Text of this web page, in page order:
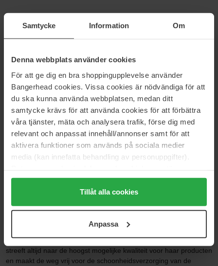
Samtycke Information Om
Denna webbplats använder cookies
För att ge dig en bra shoppingupplevelse använder
Bangerhead cookies. Vissa cookies är nödvändiga för att
du ska kunna använda webbplatsen, medan ditt
samtycke krävs för att använda cookies för att förbättra
våra tjänster, mäta och analysera trafik, förse dig med
relevant och anpassat innehåll/annonser samt för att
aktivera funktioner som används på sociala medier
media (kan innefatta behandling av personuppgifter).
Genom att trycka på "Tillåt alla cookies" accepterar du
alla cookies, medan du under "Detaljer" kan anpassa
användningen av cookies. Du kan när som helst återkalla
samt vår Integritetspolicy.
Tillåt alla cookies
Anpassa
L'Oréal Paris
Normale prijs 14 €
L'Oréal Paris
Pagina 1 van 12
Meer tonen
L'Oréal Paris is toegewijd om de diversiteit van de
de hulp van sterke merkambassadeurs en een breed scala aan
make-upproducten, wil L'Oréal Paris schoonheid gemakkelijk
toegankelijk en betaalbaar maken en tegelijkertijd de allernieuwste
schoonheidstrends aanbieden. Over L'Oréal Paris L'Oréal Paris
streeft altijd naar de hoogst mogelijke kwaliteit voor haar producten
en maakt de weg vrij voor de schoonheidsverzorging van de